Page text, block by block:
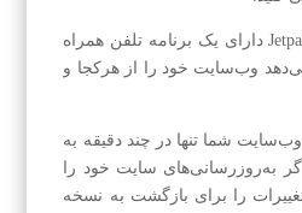
علاوه بر این، Jetpack Backups دارای یک برنامه تلفن همراه
وب‌سایت خود را از هرکجا و
وب‌سایت شما تنها در چند دقیقه به
به‌روزرسانی‌های سایت خود را
را برای بازگشت به نسخه